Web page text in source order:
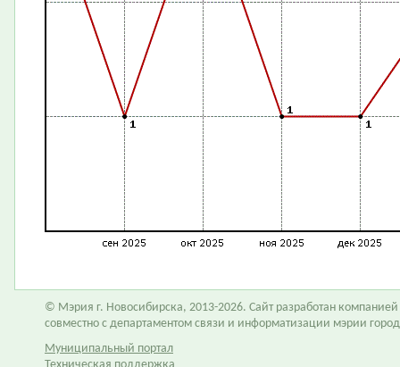
© Мэрия г. Новосибирска, 2013-2026. Сайт разработан компанией
совместно с департаментом связи и информатизации мэрии
Муниципальный портал